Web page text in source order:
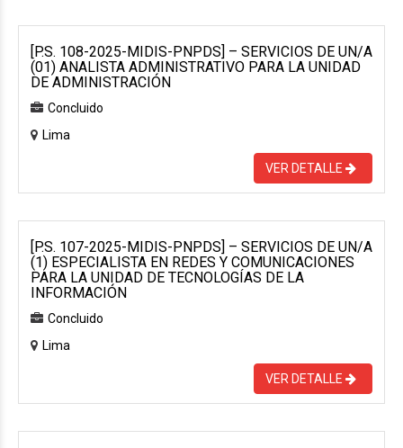
[P.S. 108-2025-MIDIS-PNPDS] – SERVICIOS DE UN/A
(01) ANALISTA ADMINISTRATIVO PARA LA UNIDAD
DE ADMINISTRACIÓN
Concluido
Lima
VER DETALLE
[P.S. 107-2025-MIDIS-PNPDS] – SERVICIOS DE UN/A
(1) ESPECIALISTA EN REDES Y COMUNICACIONES
PARA LA UNIDAD DE TECNOLOGÍAS DE LA
INFORMACIÓN
Concluido
Lima
VER DETALLE